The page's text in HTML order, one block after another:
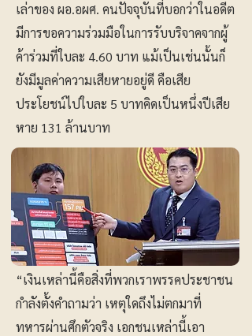
เล่าของ ผอ.อผศ. คนปัจจุบันที่บอกว่าในอดีต
มีการขอความร่วมมือในการรับบริจาคจากผู้
ค้าร่วมที่ใบละ 4.60 บาท แม้เป็นเช่นนั้นก็
ยังมีมูลค่าความเสียหายอยู่ดี คือเสีย
ประโยชน์ไปใบละ 5 บาทคิดเป็นหนึ่งปีเสีย
หาย 131 ล้านบาท
“เงินเหล่านี้คือสิ่งที่พวกเราพรรคประชาชน
กำลังตั้งคำถามว่า เหตุใดถึงไม่ตกมาที่
ทหารผ่านศึกตัวจริง เอกชนเหล่านี้เอา